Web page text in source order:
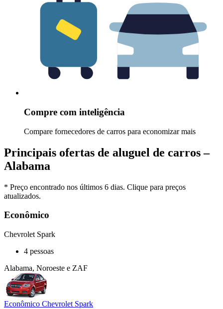
Compre com inteligência
Compare fornecedores de carros para economizar mais
Principais ofertas de aluguel de carros –
Alabama
* Preço encontrado nos últimos 6 dias. Clique para preços
atualizados.
Econômico
Chevrolet Spark
4 pessoas
Alabama, Noroeste e ZAF
Econômico Chevrolet Spark